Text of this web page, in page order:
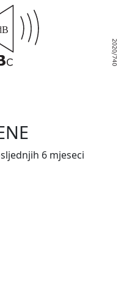
6 mjeseci